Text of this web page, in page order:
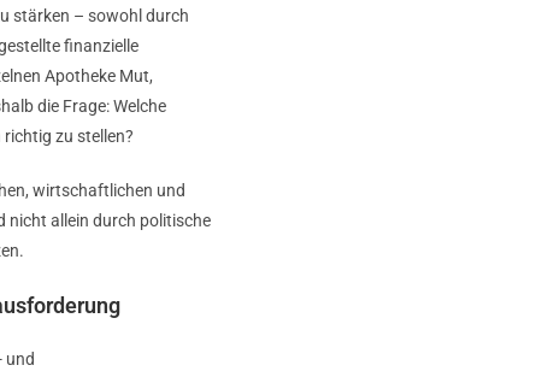
stärken – sowohl durch
finanzielle
Apotheke Mut,
die Frage: Welche
zu stellen?
wirtschaftlichen und
nicht allein durch politische
und